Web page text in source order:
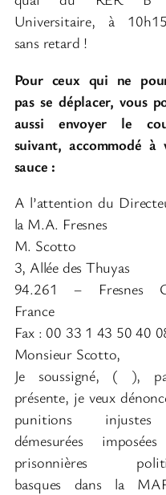
Universitaire, à
sans retard !
Pour ceux qui ne
pas se déplacer, vous
aussi envoyer le
suivant, accommodé à
sauce :
A l’attention du
la M.A. Fresnes
M. Scotto
3, Allée des Thuyas
94.261 – Fresnes
France
Fax : 00 33 1 43 50 40
Monsieur Scotto,
Je soussigné, ( ),
présente, je veux
punitions
démesurées
prisonnières
basques dans la